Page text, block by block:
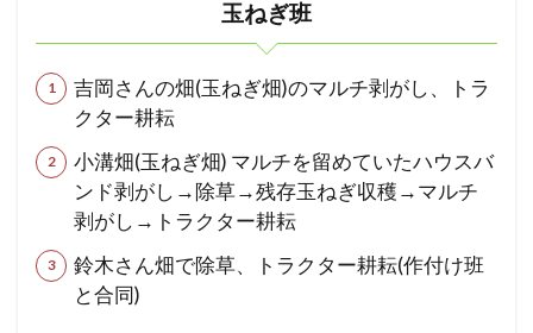
玉ねぎ班
吉岡さんの畑(玉ねぎ畑)のマルチ剥がし、トラ
クター耕耘
小溝畑(玉ねぎ畑) マルチを留めていたハウスバ
ンド剥がし→除草→残存玉ねぎ収穫→マルチ
剥がし→トラクター耕耘
鈴木さん畑で除草、トラクター耕耘(作付け班
と合同)